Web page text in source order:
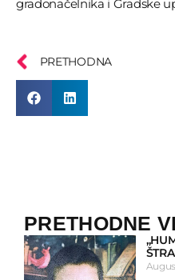
gradonačelnika i Gradske
PRETHODNA
PRETHODNE